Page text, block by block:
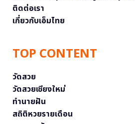
ติดต่อเรา
เกี่ยวกับเอ็มไทย
TOP CONTENT
วัดสวย
วัดสวยเชียงใหม่
ทำนายฝัน
สถิติหวยรายเดือน